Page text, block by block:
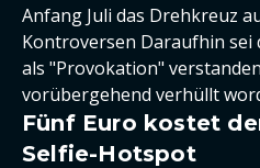
Anfang Juli das Drehkreuz
Kontroversen Daraufhin sei
als "Provokation"
vorübergehend verhüllt
Fünf Euro kostet
Selfie-Hotspot